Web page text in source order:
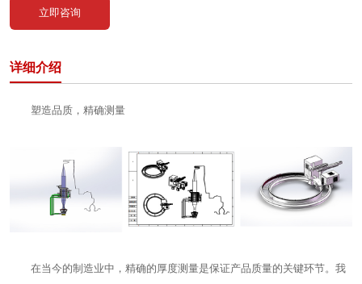
立即咨询
详细介绍
塑造品质，精确测量
在当今的制造业中，精确的厚度测量是保证产品质量的关键环节。我